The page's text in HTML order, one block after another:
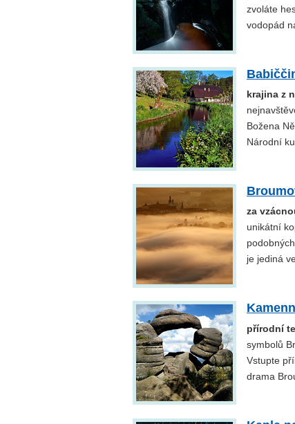
zvoláte
vodopád
krajina z
Božena
Národní
za
unikátní
je jediná
přírodní
symbolů
Vstupte
drama